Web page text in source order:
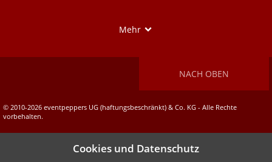
Mehr
NACH OBEN
© 2010-2026 eventpeppers UG (haftungsbeschränkt) & Co. KG - Alle Rechte
vorbehalten.
Cookies und Datenschutz